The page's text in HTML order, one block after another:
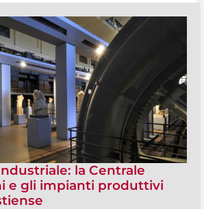
la Centrale
e gli impianti produttivi